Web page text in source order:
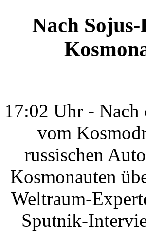
Nach
17:02 Uhr - Nach
vom
russischen
Kosmonauten
Weltraum-
Sputnik-